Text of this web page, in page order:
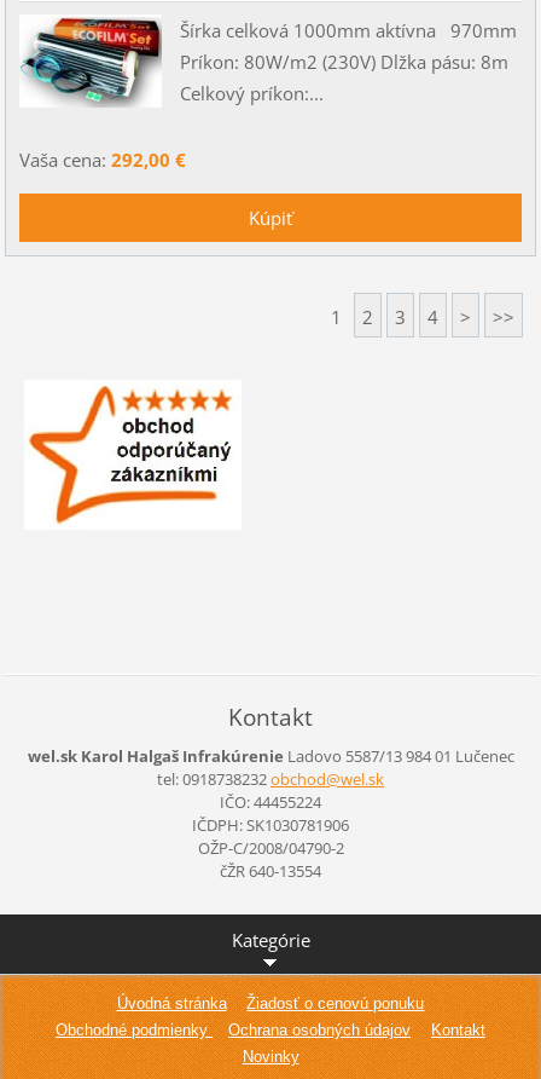
Šírka celková 1000mm aktívna 970mm
Príkon: 80W/m2 (230V) Dlžka pásu: 8m
Celkový príkon:...
Vaša cena: 292,00 €
1 2 3 4 > >>
Kontakt
wel.sk Karol Halgaš Infrakúrenie Ladovo 5587/13984 01 Lučenec
tel: 0918738232obchod@wel.sk
IČO: 44455224
IČDPH: SK1030781906
OŽP-C/2008/04790-2
čŽR 640-13554
Kategórie
Úvodná stránka
Žiadosť o cenovú ponuku
Obchodné podmienky
Ochrana osobných údajov
Kontakt
Novinky